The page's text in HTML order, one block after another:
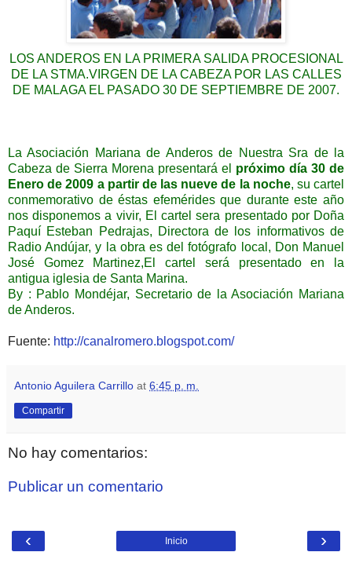
LOS ANDEROS EN LA PRIMERA SALIDA PROCESIONAL
DE LA STMA.VIRGEN DE LA CABEZA POR LAS CALLES
DE MALAGA EL PASADO 30 DE SEPTIEMBRE DE 2007.
La Asociación Mariana de Anderos de Nuestra Sra de la
Cabeza de Sierra Morena presentará el próximo día 30 de
Enero de 2009 a partir de las nueve de la noche, su cartel
conmemorativo de éstas efemérides que durante este año
nos disponemos a vivir, El cartel sera presentado por Doña
Paquí Esteban Pedrajas, Directora de los informativos de
Radio Andújar, y la obra es del fotógrafo local, Don Manuel
José Gomez Martinez,El cartel será presentado en la
antigua iglesia de Santa Marina.
By : Pablo Mondéjar, Secretario de la Asociación Mariana
de Anderos.
Fuente: http://canalromero.blogspot.com/
Antonio Aguilera Carrillo at 6:45 p. m.
Compartir
No hay comentarios:
Publicar un comentario
‹ ›
Inicio